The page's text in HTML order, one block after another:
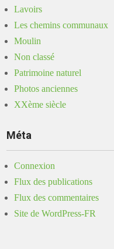
Lavoirs
Les chemins communaux
Moulin
Non classé
Patrimoine naturel
Photos anciennes
XXème siècle
Méta
Connexion
Flux des publications
Flux des commentaires
Site de WordPress-FR